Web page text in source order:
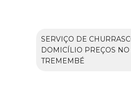
SERVIÇO DE
DOMICÍLIO PREÇOS
TREMEMBÉ